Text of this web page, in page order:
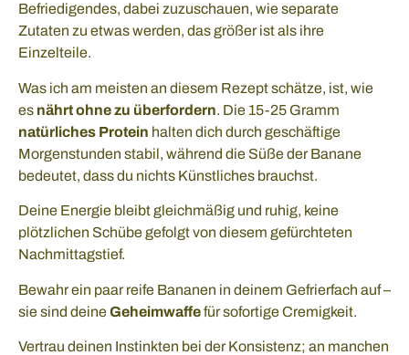
Befriedigendes, dabei zuzuschauen, wie separate
Zutaten zu etwas werden, das größer ist als ihre
Einzelteile.
Was ich am meisten an diesem Rezept schätze, ist, wie
es nährt ohne zu überfordern. Die 15-25 Gramm
natürliches Protein halten dich durch geschäftige
Morgenstunden stabil, während die Süße der Banane
bedeutet, dass du nichts Künstliches brauchst.
Deine Energie bleibt gleichmäßig und ruhig, keine
plötzlichen Schübe gefolgt von diesem gefürchteten
Nachmittagstief.
Bewahr ein paar reife Bananen in deinem Gefrierfach auf –
sie sind deineGeheimwaffefür sofortige Cremigkeit.
Vertrau deinen Instinkten bei der Konsistenz; an manchen